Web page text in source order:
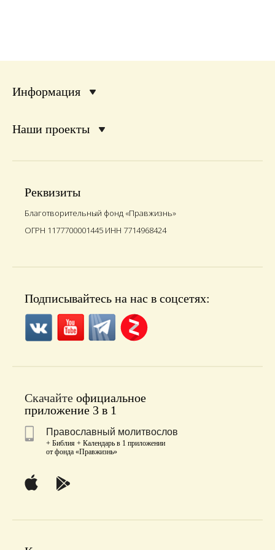
Информация
Наши проекты
Реквизиты
Благотворительный фонд «Правжизнь»
ОГРН 1177700001445 ИНН 7714968424
Подписывайтесь на нас в соцсетях:
Скачайте официальное
приложение 3 в 1
Православный молитвослов
+ Библия + Календарь в 1 приложении
от фонда «Правжизнь»